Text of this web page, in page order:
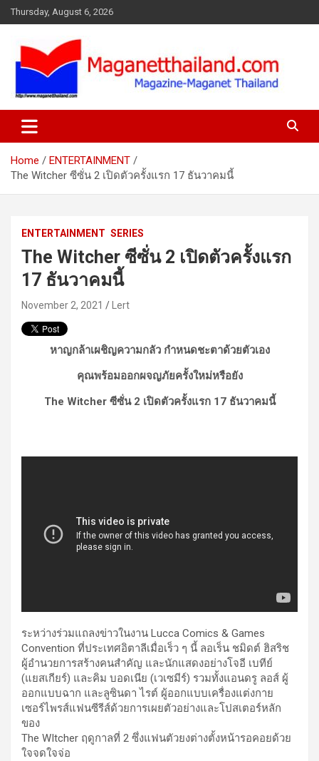
Skip
to
Thursday, August 6, 2026
Home
ENTERTAINMENT
The Witcher ซีซั่น 2 เปิดตัวครั้งแรก 17 ธันวาคมนี้
ENTERTAINMENT SERIES
The Witcher ซีซั่น 2 เปิดตัวครั้งแรก
17 ธันวาคมนี้
November 2, 2021 Lert
หาญกล้าเผชิญความกลัว กำหนดชะตาด้วยตัวเอง
คุณพร้อมออกผจญภัยครั้งใหม่หรือยัง
The Witcher ซีซั่น 2 เปิดตัวครั้งแรก 17 ธันวาคมนี้
ระหว่างร่วมแถลงข่าวในงาน Lucca Comics & Games
Convention ที่ประเทศอิตาลีเมื่อเร็ว ๆ นี้ ลอเร็น ชมิดต์ ฮิสริช
ผู้อำนวยการสร้างคนสำคัญ และนักแสดงอย่างโจอี เบทีย์
(แยสเกียร์) และคิม บอดเนีย (เวเซมีร์) รวมทั้งแอนดรู ลอส์ ผู้
ออกแบบฉาก และลูซินดา ไรต์ ผู้ออกแบบเครื่องแต่งกาย
เซอร์ไพรส์แฟนซีรีส์ด้วยการเผยตัวอย่างและโปสเตอร์หลัก
ของ
The WItcher ฤดูกาลที่ 2 ซึ่งแฟนตัวยงต่างตั้งหน้ารอคอยด้วย
ใจจดใจจ่อ